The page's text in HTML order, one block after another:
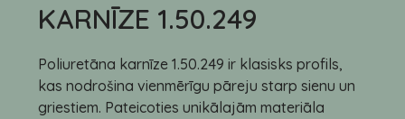
KARNĪZE 1.50.249
Poliuretāna karnīze 1.50.249 ir klasisks profils,
kas nodrošina vienmērīgu pāreju starp sienu un
griestiem. Pateicoties unikālajām materiāla